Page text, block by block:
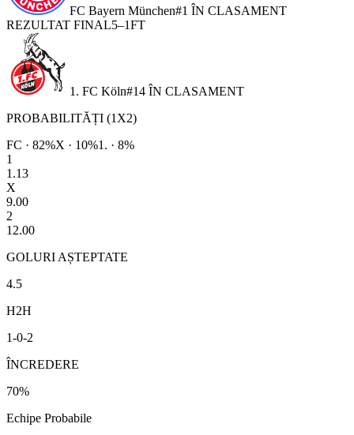
FC Bayern München#1 ÎN CLASAMENT
REZULTAT FINAL5–1FT
1. FC Köln#14 ÎN CLASAMENT
PROBABILITĂȚI (1X2)
FC · 82%X · 10%1. · 8%
1
1.13
X
9.00
2
12.00
GOLURI AȘTEPTATE
4.5
H2H
1-0-2
ÎNCREDERE
70%
Echipe Probabile